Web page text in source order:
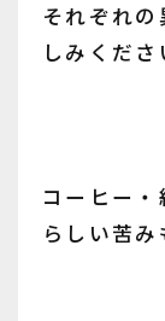
それぞれ
しみくださ
コーヒー
らしい苦み